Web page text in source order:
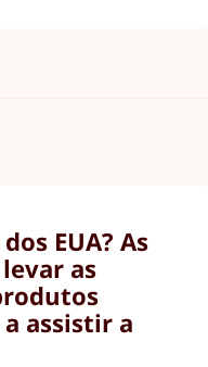
EUA? As
as
assistir a